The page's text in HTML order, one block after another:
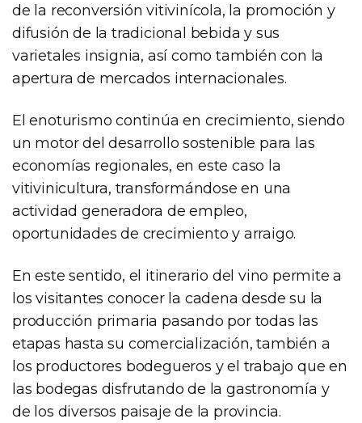
de la reconversión vitivinícola, la promoción y
difusión de la tradicional bebida y sus
varietales insignia, así como también con la
apertura de mercados internacionales.
El enoturismo continúa en crecimiento, siendo
un motor del desarrollo sostenible para las
economías regionales, en este caso la
vitivinicultura, transformándose en una
actividad generadora de empleo,
oportunidades de crecimiento y arraigo.
En este sentido, el itinerario del vino permite a
los visitantes conocer la cadena desde su la
producción primaria pasando por todas las
etapas hasta su comercialización, también a
los productores bodegueros y el trabajo que en
las bodegas disfrutando de la gastronomía y
de los diversos paisaje de la provincia.